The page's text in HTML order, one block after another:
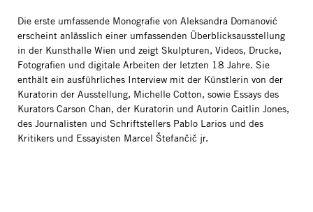
Die erste umfassende Monografie von Aleksandra Domanović
erscheint anlässlich einer umfassenden Überblicksausstellung
in der Kunsthalle Wien und zeigt Skulpturen, Videos, Drucke,
Fotografien und digitale Arbeiten der letzten 18 Jahre. Sie
enthält ein ausführliches Interview mit der Künstlerin von der
Kuratorin der Ausstellung, Michelle Cotton, sowie Essays des
Kurators Carson Chan, der Kuratorin und Autorin Caitlin Jones,
des Journalisten und Schriftstellers Pablo Larios und des
Kritikers und Essayisten Marcel Štefančič jr.